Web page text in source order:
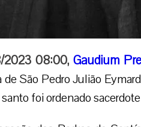
2023 08:00,Gaudium
São Pedro Julião
foi ordenado